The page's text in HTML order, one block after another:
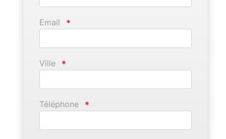
Email *
Ville *
Téléphone *